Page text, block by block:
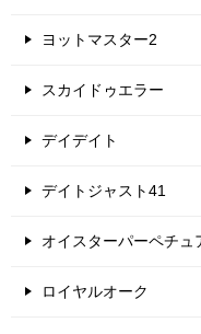
ヨットマスター2
スカイドゥエラー
デイデイト
デイトジャスト41
オイスターパーペチュ
ロイヤルオーク